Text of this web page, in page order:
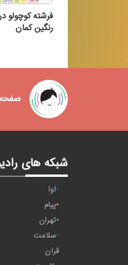
فرشته کوچولو
رنگین کمان
شبکه های
آوا
پیام
تهران
سلامت
قرآن